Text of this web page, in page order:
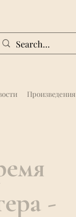
Произведения
-